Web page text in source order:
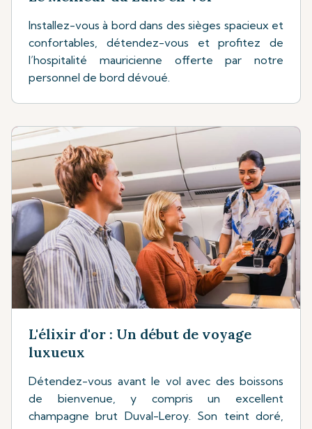
Installez-vous à bord dans des sièges spacieux et
confortables, détendez-vous et profitez de
l’hospitalité mauricienne offerte par notre
personnel de bord dévoué.
L'élixir d'or : Un début de voyage
luxueux
Détendez-vous avant le vol avec des boissons
de bienvenue, y compris un excellent
champagne brut Duval-Leroy. Son teint doré,